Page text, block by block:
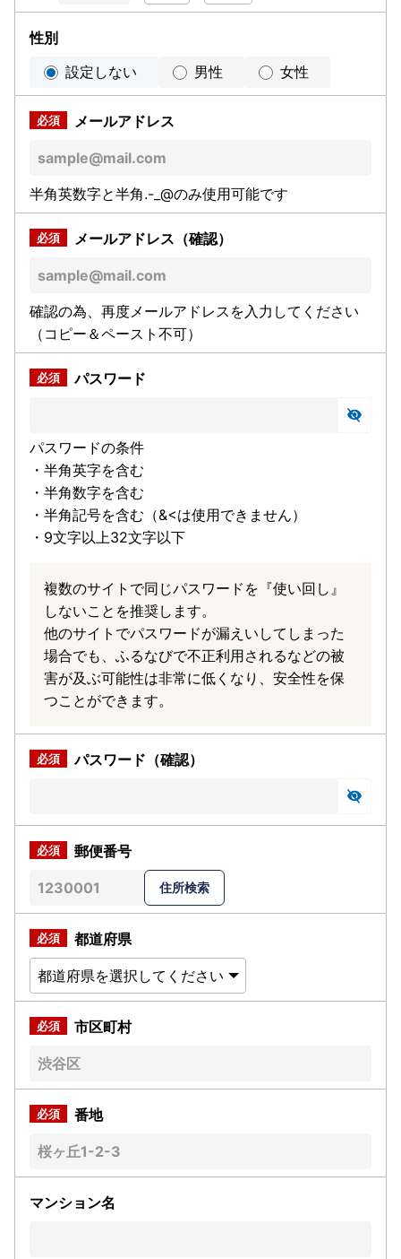
性別
設定しない
男性 女性
メールアドレス
半角英数字と半角.-_@のみ使用可能です
メールアドレス（確認）
確認の為、再度メールアドレスを入力してください
（コピー＆ペースト不可）
パスワード
パスワードの条件
・半角英字を含む
・半角数字を含む
・半角記号を含む（&<は使用できません）
・9文字以上32文字以下
複数のサイトで同じパスワードを『使い回し』
しないことを推奨します。
他のサイトでパスワードが漏えいしてしまった
場合でも、ふるなびで不正利用されるなどの被
害が及ぶ可能性は非常に低くなり、安全性を保
つことができます。
パスワード（確認）
郵便番号
都道府県
市区町村
番地
マンション名